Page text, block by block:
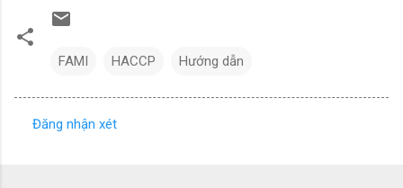
FAMI HACCP Hướng dẫn
Đăng nhận xét